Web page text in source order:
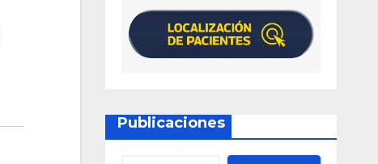
Publicaciones